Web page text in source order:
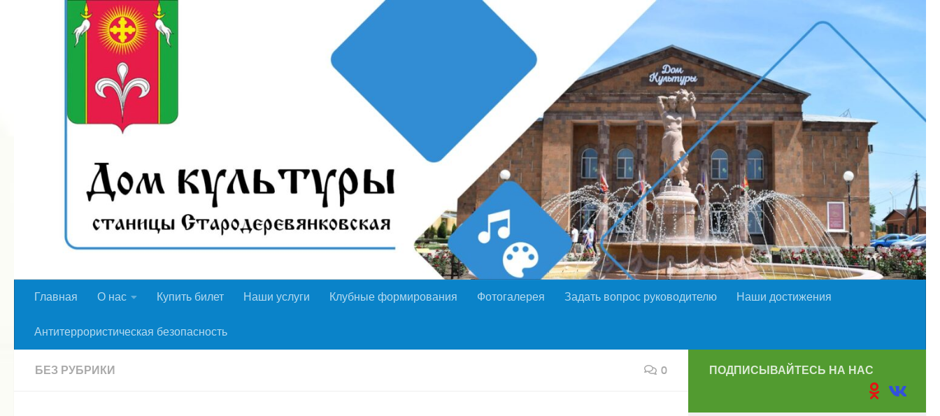
Перейти к содержимому
Главная О нас Купить билет Наши услуги Клубные формирования Фотогалерея Задать вопрос руководителю Наши достижения
Антитеррористическая безопасность
БЕЗ РУБРИКИ 0 ПОДПИСЫВАЙТЕСЬ НА НАС